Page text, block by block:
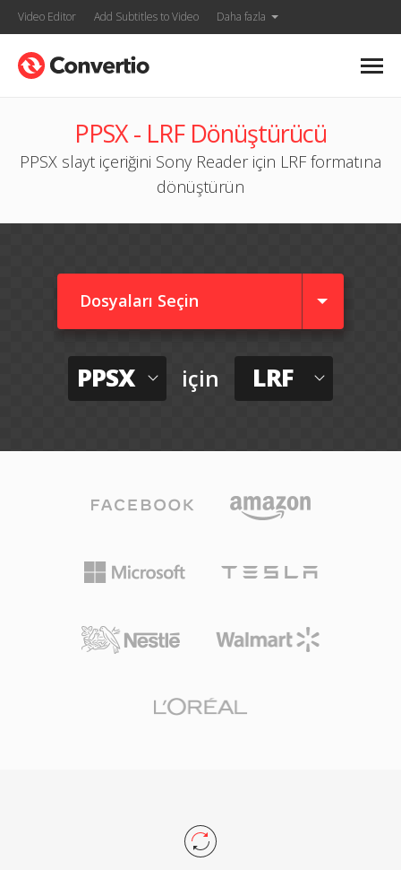
Video Editor Add Subtitles to Video Daha fazla
PPSX - LRF Dönüştürücü
PPSX slayt içeriğini Sony Reader için LRF formatına
dönüştürün
Dosyaları Seçin
PPSX için LRF